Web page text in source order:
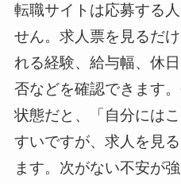
転職サイトは応募する
せん。求人票を見るだ
れる経験、給与幅、休
否などを確認できます
状態だと、「自分には
すいですが、求人を見
ます。次がない不安が強